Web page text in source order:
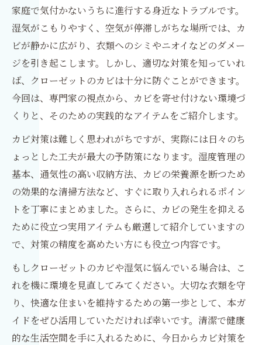
家庭で気付かないうちに進行する身近なトラブルです。
湿気がこもりやすく、空気が停滞しがちな場所では、カ
ビが静かに広がり、衣類へのシミやニオイなどのダメー
ジを引き起こします。しかし、適切な対策を知っていれ
ば、クローゼットのカビは十分に防ぐことができます。
今回は、専門家の視点から、カビを寄せ付けない環境づ
くりと、そのための実践的なアイテムをご紹介します。
カビ対策は難しく思われがちですが、実際には日々のち
ょっとした工夫が最大の予防策になります。湿度管理の
基本、通気性の高い収納方法、カビの栄養源を断つため
の効果的な清掃方法など、すぐに取り入れられるポイン
トを丁寧にまとめました。さらに、カビの発生を抑える
ために役立つ実用アイテムも厳選して紹介していますの
で、対策の精度を高めたい方にも役立つ内容です。
もしクローゼットのカビや湿気に悩んでいる場合は、こ
れを機に環境を見直してみてください。大切な衣類を守
り、快適な住まいを維持するための第一歩として、本ガ
イドをぜひ活用していただければ幸いです。清潔で健康
的な生活空間を手に入れるために、今日からカビ対策を